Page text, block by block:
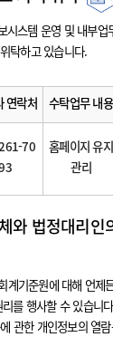
시스템 운영 및 내부업
탁하고 있습니다.
연락처 수탁업무 내용
70
홈페이지 유지
관리
와 법정대리인
계기준원에 대해 언제
를 행사할 수 있습니
관한 개인정보의 열